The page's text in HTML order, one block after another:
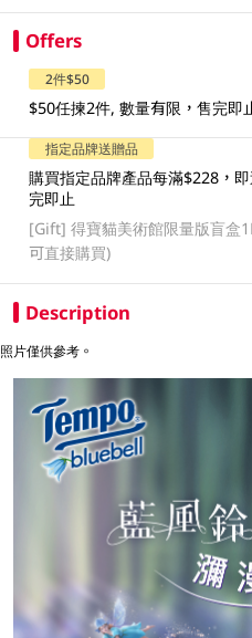
Offers
2件$50
$50任揀2件, 數量有限，售完即
指定品牌送贈品
購買指定品牌產品每滿$228，
完即止
[Gift]得寶貓美術館限量版盲盒
可直接購買)
Description
照片僅供參考。